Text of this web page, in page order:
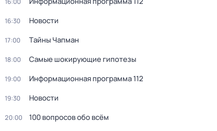
16:30 Новости
17:00 Тaйны Чапман
18:00 Самые шoкиpующие гипотезы
19:00 Информационная программа 112
19:30 Новости
20:00 100 вопросов обо всём